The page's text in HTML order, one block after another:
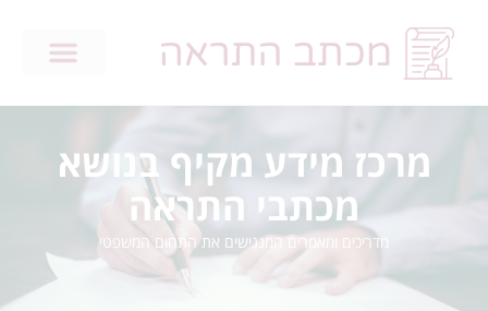
מרכז מידע מקיף בנושא
מכתבי התראה
מדריכים ומאמרים המנגישים את התחום המשפטי